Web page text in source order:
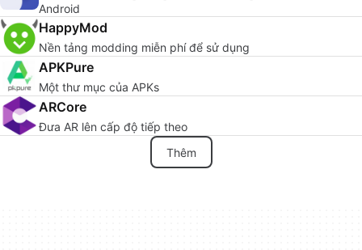
Android
HappyMod
Nền tảng modding miễn phí để sử dụng
APKPure
Một thư mục của APKs
ARCore
Đưa AR lên cấp độ tiếp theo
Thêm